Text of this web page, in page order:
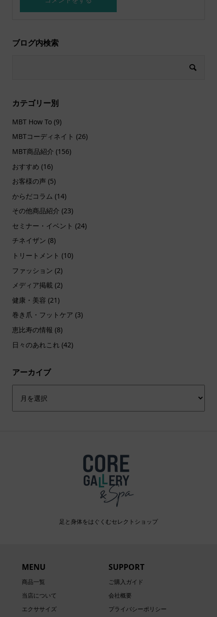
ブログ内検索
カテゴリー別
MBT How To(9)
MBTコーディネイト (26)
MBT商品紹介 (156)
おすすめ (16)
お客様の声(5)
からだコラム (14)
その他商品紹介 (23)
セミナー・イベント (24)
チネイザン (8)
トリートメント (10)
ファッション (2)
メディア掲載 (2)
健康・美容 (21)
巻き爪・フットケア (3)
恵比寿の情報 (8)
日々のあれこれ(42)
アーカイブ
足と身体をはぐくむセレクトショップ
MENU
商品一覧
当店について
エクササイズ
SUPPORT
ご購入ガイド
会社概要
プライバシーポリシー